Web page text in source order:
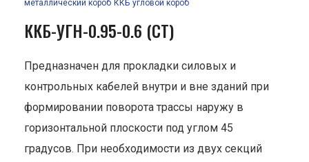
металлический короб ККБ угловой короб
ККБ-УГН-0.95-0.6 (СТ)
Предназначен для прокладки силовых и
контрольных кабелей внутри и вне зданий при
формировании поворота трассы наружу в
горизонтальной плоскости под углом 45
градусов. При необходимости из двух секций